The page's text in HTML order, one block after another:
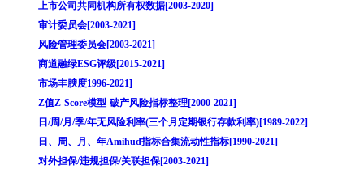
上市公司共同机构所有权数据[2003-2020]
审计委员会[2003-2021]
风险管理委员会[2003-2021]
商道融绿ESG评级[2015-2021]
市场丰腴度1996-2021]
Z值Z-Score模型-破产风险指标整理[2000-2021]
日/周/月/季/年无风险利率(三个月定期银行存款利率)[1989-2022]
日、周、月、年Amihud指标合集流动性指标[1990-2021]
对外担保/违规担保/关联担保[2003-2021]